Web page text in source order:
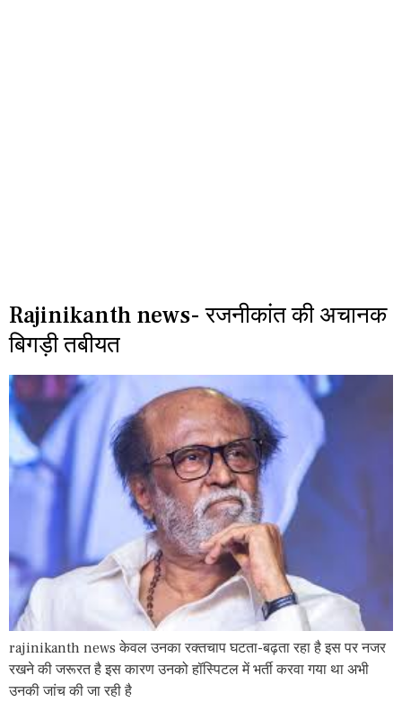
Rajinikanth news- रजनीकांत की अचानक
बिगड़ी तबीयत
rajinikanth news केवल उनका रक्तचाप घटता-बढ़ता रहा है इस पर नजर
रखने की जरूरत है इस कारण उनको हॉस्पिटल में भर्ती करवा गया था अभी
उनकी जांच की जा रही है